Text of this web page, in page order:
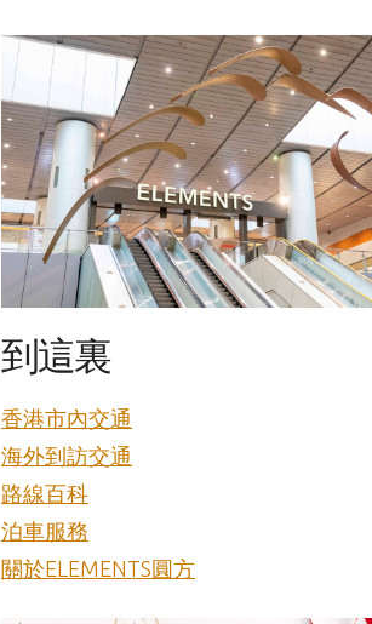
到這裏
香港市內交通
海外到訪交通
路線百科
泊車服務
關於ELEMENTS圓方